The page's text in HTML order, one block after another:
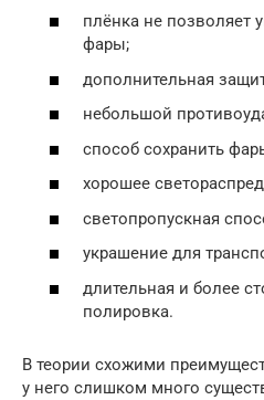
плёнка не позволяет
фары;
дополнительная
небольшой
способ сохранить
хорошее
светопропускная
украшение для
длительная и более
полировка.
В теории схожими
у него слишком много